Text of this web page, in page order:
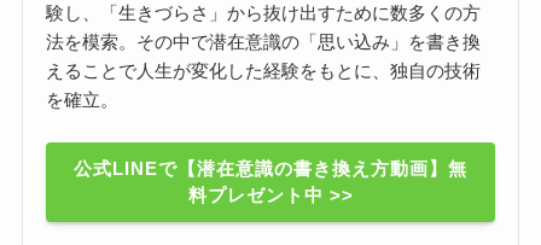
験し、「生きづらさ」から抜け出すために数多くの方
法を模索。その中で潜在意識の「思い込み」を書き換
えることで人生が変化した経験をもとに、独自の技術
を確立。
公式LINEで【潜在意識の書き換え方動画】無
料プレゼント中 >>